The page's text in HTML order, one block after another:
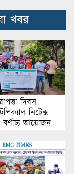
খবর
দিবস
নিটেক্স
বর্ণাঢ্য আয়োজন